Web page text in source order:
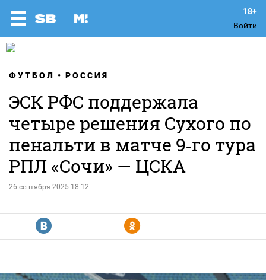
Войти
ФУТБОЛ РОССИЯ
ЭСК РФС поддержала
четыре решения Сухого по
пенальти в матче 9‑го тура
РПЛ «Сочи» — ЦСКА
26 сентября 2025 18:12
R Y